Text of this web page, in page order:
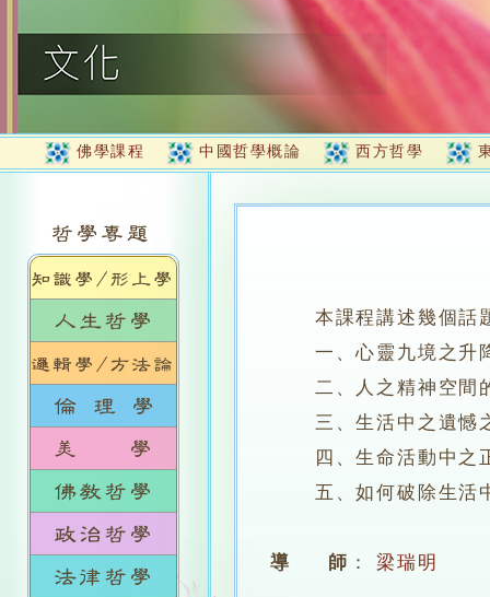
佛學課程 中國哲學概論 西方哲學
本課程講述幾個話
一、心靈九境之升降
二、人之精神空間
三、生活中之遺憾之
四、生命活動中之
五、如何破除生活
導 師 ： 梁瑞明